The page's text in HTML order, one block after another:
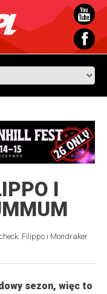
I
Filippo i Mondraker
sezon, więc to